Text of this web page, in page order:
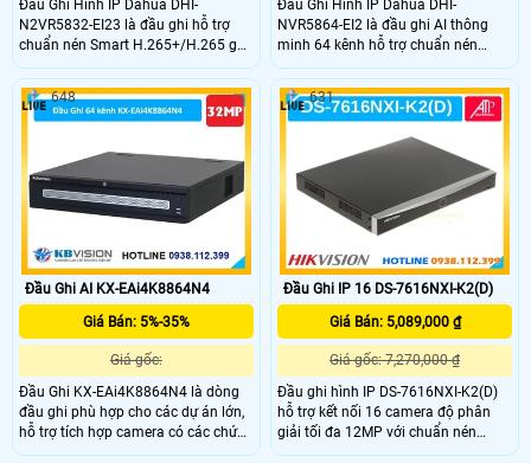
Đầu Ghi Hình IP Dahua DHI-
N2VR5832-EI23 là đầu ghi hỗ trợ
chuẩn nén Smart H.265+/H.265 ghi
hình độ phân giải lên đến 32MP và
xuất hình 8K HDMI. Hỗ trợ 8 ổ cứng
dung lượng tối đa mỗi ổ 20TB tích
hợp công nghệ AI như nhận diện
phân tích video thông minh.
Đầu Ghi Hình IP Dahua DHI-
NVR5864-EI2 là đầu ghi AI thông
minh 64 kênh hỗ trợ chuẩn nén
Smart H.265+/H.265 ghi hình độ
phân giải lên đến 32MP và xuất
hình 8K HDMI. Thiết bị hỗ trợ 8 ổ
cứng mỗi ổ tối đa 20 TB tích hợp
nhiều công nghệ AI Hỗ trợ 16 cổng
báo động đầu vào và 8 cổng báo
động đầu ra với các chế độ cảnh
báo theo sự kiện
Đầu Ghi AI KX-EAi4K8864N4
Giá Bán: 5%-35%
Giá gốc:
Đầu Ghi KX-EAi4K8864N4 là dòng
đầu ghi phù hợp cho các dự án lớn,
hỗ trợ tích hợp camera có các chức
năng AI và SMD Plus, với độ phân
648
Đầu Ghi IP 16 DS-7616NXI-K2(D)
Giá Bán: 5,089,000 ₫
Giá gốc: 7,270,000 ₫
Đầu ghi hình IP DS-7616NXI-K2(D)
hỗ trợ kết nối 16 camera độ phân
giải tối đa 12MP với chuẩn nén
H.265+/H.265/H.264+/H.264, cho
631